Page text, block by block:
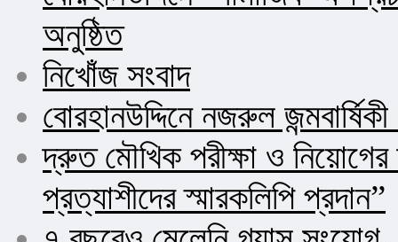
অনুষ্ঠিত
নিখোঁজ সংবাদ
বোরহানউদ্দিনে নজরুল
দ্রুত মৌখিক পরীক্ষা ও
প্রত্যাশীদের স্মারকলিপি প্রদান”